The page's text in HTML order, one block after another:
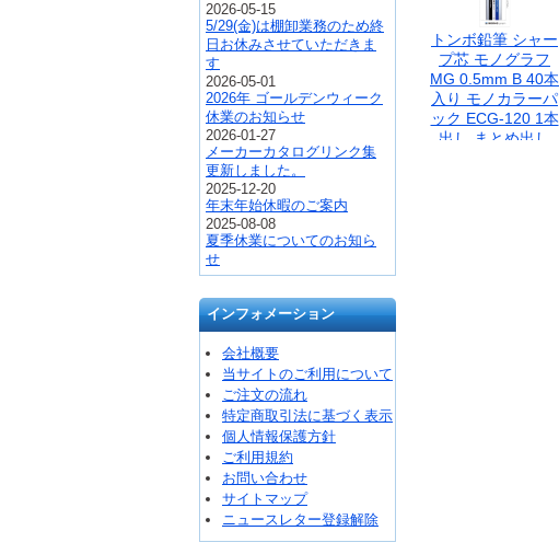
2026-05-15
5/29(金)は棚卸業務のため終
日お休みさせていただきま
す
2026-05-01
2026年 ゴールデンウィーク
休業のお知らせ
2026-01-27
メーカーカタログリンク集
更新しました。
2025-12-20
年末年始休暇のご案内
2025-08-08
夏季休業についてのお知ら
せ
インフォメーション
会社概要
当サイトのご利用について
ご注文の流れ
特定商取引法に基づく表示
個人情報保護方針
ご利用規約
お問い合わせ
サイトマップ
ニュースレター登録解除
トンボ鉛筆 シャー
プ芯 モノグラフ
MG 0.5mm B 40本
入り モノカラーパ
ック ECG-120 1本
出し まとめ出し